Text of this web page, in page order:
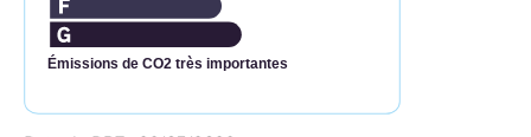
Émissions de CO2 très importantes